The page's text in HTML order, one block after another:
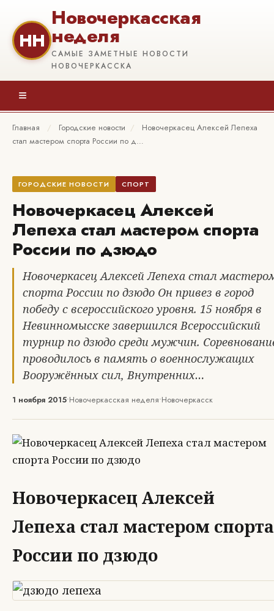
НН
Новочеркасская
неделя
САМЫЕ ЗАМЕТНЫЕ НОВОСТИ
НОВОЧЕРКАССКА
≡
Главная / Городские новости /
Новочеркасец Алексей Лепеха
стал мастером спорта России по д…
ГОРОДСКИЕ НОВОСТИ СПОРТ
Новочеркасец Алексей
Лепеха стал мастером спорта
России по дзюдо
Новочеркасец Алексей Лепеха стал
спорта России по дзюдо Он привез в город
победу с всероссийского уровня. 15 ноября в
Невинномысске завершился Всероссийский
турнир по дзюдо среди мужчин.
проводилось в память о военнослужащих
Вооружённых сил, Внутренних…
1 ноября 2015•Новочеркасская неделя•Новочеркасск
Новочеркасец Алексей
Лепеха стал мастером спорта
России по дзюдо